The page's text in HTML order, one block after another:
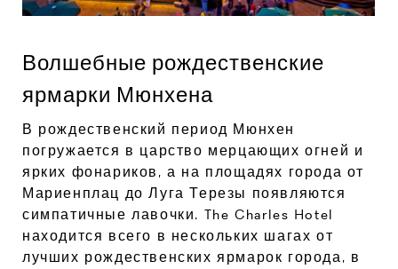
Волшебные рождественские
ярмарки Мюнхена
В рождественский период Мюнхен
погружается в царство мерцающих огней и
ярких фонариков, а на площадях города от
Мариенплац до Луга Терезы появляются
симпатичные лавочки. The Charles Hotel
находится всего в нескольких шагах от
лучших рождественских ярмарок города, в